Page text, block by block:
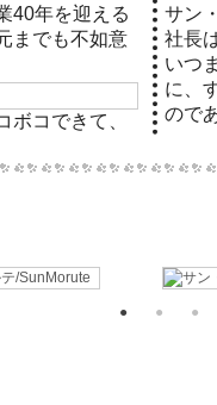
40年を迎える
までも不如意
コできて、
サン
社長
いつ
に、
ので